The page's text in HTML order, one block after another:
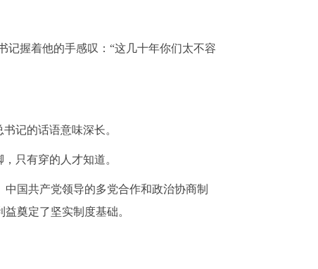
记握着他的手感叹：“这几十年你们太不容
记的话语意味深长。
只有穿的人才知道。
国共产党领导的多党合作和政治协商制
奠定了坚实制度基础。